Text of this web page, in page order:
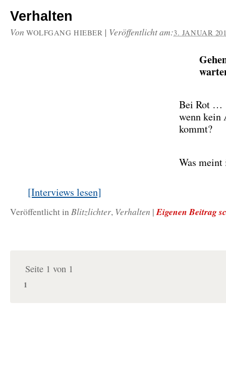
Verhalten
Von WOLFGANG HIEBER | Veröffentlicht am:3. JANUAR
Bei Rot …
wenn kein
kommt?
Was meint
[Interviews lesen]
Veröffentlicht inBlitzlichter, Verhalten | Eigenen Beitrag
Seite 1 von 1
1